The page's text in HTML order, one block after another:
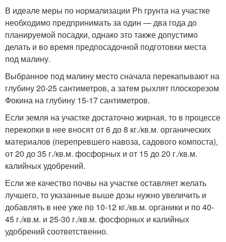
В идеале меры по нормализации Ph грунта на участке
необходимо предпринимать за один — два года до
планируемой посадки, однако это также допустимо
делать и во время предпосадочной подготовки места
под малину.
Выбранное под малину место сначала перекапывают на
глубину 20-25 сантиметров, а затем рыхлят плоскорезом
Фокина на глубину 15-17 сантиметров.
Если земля на участке достаточно жирная, то в процессе
перекопки в нее вносят от 6 до 8 кг./кв.м. органических
материалов (перепревшего навоза, садового компоста),
от 20 до 35 г./кв.м. фосфорных и от 15 до 20 г./кв.м.
калийных удобрений.
Если же качество почвы на участке оставляет желать
лучшего, то указанные выше дозы нужно увеличить и
добавлять в нее уже по 10-12 кг./кв.м. органики и по 40-
45 г./кв.м. и 25-30 г./кв.м. фосфорных и калийных
удобрений соответственно.